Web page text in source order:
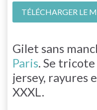
TÉLÉCHARGER LE
Gilet sans
Paris. Se
jersey, rayures
XXXL.